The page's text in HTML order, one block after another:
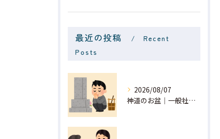
最近の投稿
Recent
Posts
2026/08/07
神道のお盆｜一般社団法人 星月